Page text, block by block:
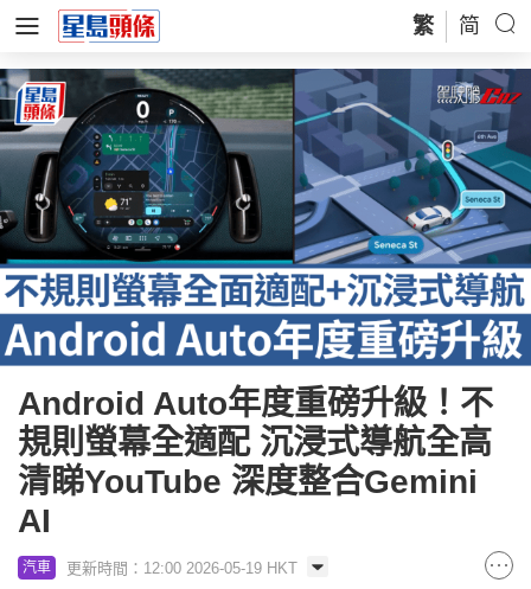
繁 简
Android Auto年度重磅升級！不
規則螢幕全適配 沉浸式導航全高
清睇YouTube 深度整合Gemini
AI
汽車 更新時間：12:00 2026-05-19 HKT